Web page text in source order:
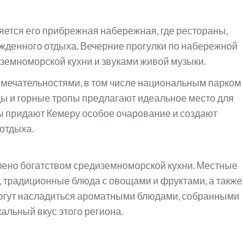
его прибрежная набережная, где рестораны,
отдыха. Вечерние прогулки по набережной
кухни и звуками живой музыки.
в том числе национальным парком
и горные тропы предлагают идеальное место для
придают Кемеру особое очарование и создают
богатством средиземноморской кухни. Местные
блюда с овощами и фруктами, а также
насладиться ароматными блюдами, собранными
вкус этого региона.